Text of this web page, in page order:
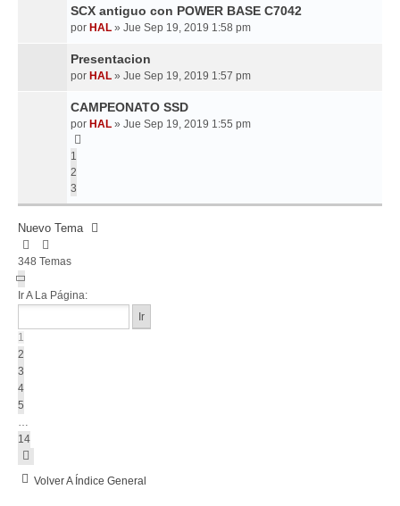
SCX antiguo con POWER BASE C7042
por HAL » Jue Sep 19, 2019 1:58 pm
Presentacion
por HAL » Jue Sep 19, 2019 1:57 pm
CAMPEONATO SSD
por HAL » Jue Sep 19, 2019 1:55 pm
1
2
3
Nuevo Tema
348 Temas
Página
1
14
Ir A La Página:
1
2
3
4
5
…
14
Volver A Índice General